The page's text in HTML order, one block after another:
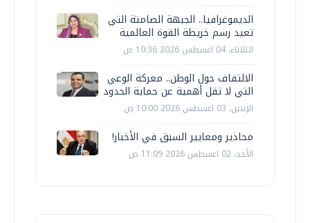
الديموغرافيا.. الجبهة الصامتة التي
تعيد رسم خريطة القوة العالمية
الثلاثاء، 04 اغسطس 2026 10:36 ص
الالتفاف حول الوطن.. معركة الوعي
التي لا تقل أهمية عن حماية الحدود
الإثنين، 03 اغسطس 2026 10:00 ص
محاذير ومعايير السبق في الأخبار!
الأحد، 02 اغسطس 2026 11:09 ص